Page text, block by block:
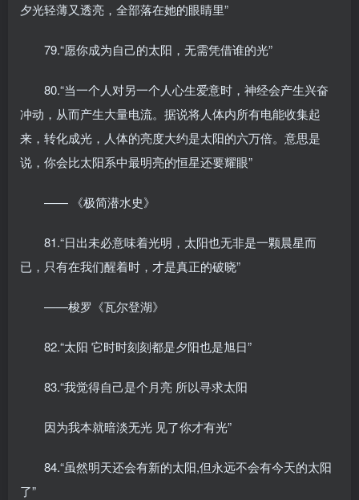
夕光轻薄又透亮，全部落在她的眼睛里”
79.“愿你成为自己的太阳，无需凭借谁的光”
80.“当一个人对另一个人心生爱意时，神经会产生兴奋
冲动，从而产生大量电流。据说将人体内所有电能收集起
来，转化成光，人体的亮度大约是太阳的六万倍。意思是
说，你会比太阳系中最明亮的恒星还要耀眼”
—— 《极简潜水史》
81.“日出未必意味着光明，太阳也无非是一颗晨星而
已，只有在我们醒着时，才是真正的破晓”
——梭罗《瓦尔登湖》
82.“太阳 它时时刻刻都是夕阳也是旭日”
83.“我觉得自己是个月亮 所以寻求太阳
因为我本就暗淡无光 见了你才有光”
84.“虽然明天还会有新的太阳,但永远不会有今天的太阳
了”